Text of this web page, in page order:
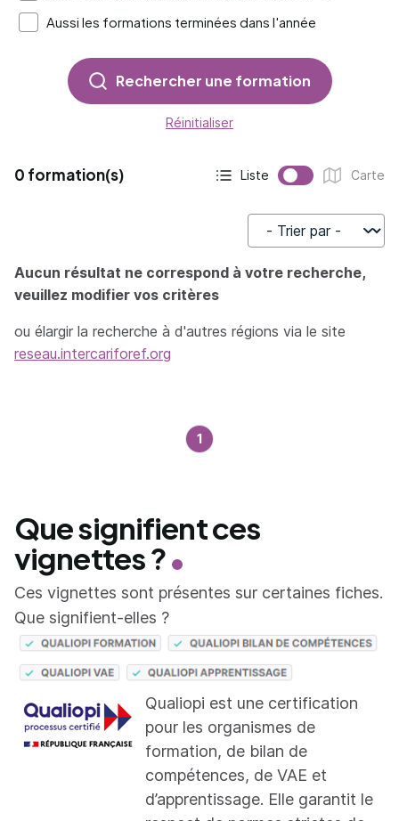
Aussi les formations terminées dans l'année
Rechercher une formation
Réinitialiser
0 formation(s)
Affichage actif :
Liste
Affichage :
Carte
Trier par
Aucun résultat ne correspond à votre recherche,
veuillez modifier vos critères
ou élargir la recherche à d'autres régions via le site
reseau.intercariforef.org
1
Que signifient ces
vignettes ?
Ces vignettes sont présentes sur certaines fiches.
Que signifient-elles ?
Qualiopi est une certification
pour les organismes de
formation, de bilan de
compétences, de VAE et
d’apprentissage. Elle garantit le